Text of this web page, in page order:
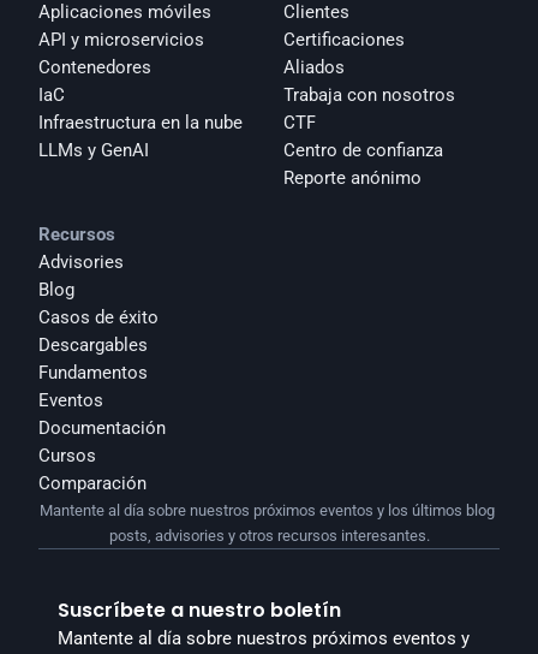
Aplicaciones móviles
API y microservicios
Contenedores
IaC
Infraestructura en la nube
LLMs y GenAI
Clientes
Certificaciones
Aliados
Trabaja con nosotros
CTF
Centro de confianza
Reporte anónimo
Recursos
Advisories
Blog
Casos de éxito
Descargables
Fundamentos
Eventos
Documentación
Cursos
Comparación
Suscríbete a nuestro boletín
Mantente al día sobre nuestros próximos eventos y
Mantente al día sobre nuestros próximos eventos y los últimos blog
posts, advisories y otros recursos interesantes.